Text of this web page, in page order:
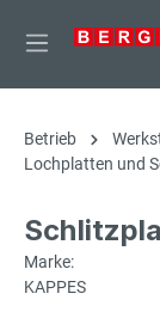
springen
Betrieb
Lochplatten und
Marke:
KAPPES